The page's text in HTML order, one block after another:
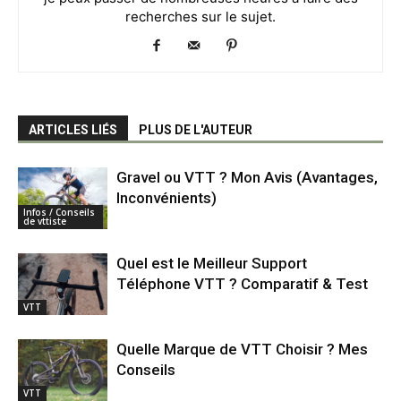
recherches sur le sujet.
ARTICLES LIÉS PLUS DE L'AUTEUR
Infos / Conseils
de vttiste
Gravel ou VTT ? Mon Avis (Avantages,
Inconvénients)
VTT
Quel est le Meilleur Support
Téléphone VTT ? Comparatif & Test
VTT
Quelle Marque de VTT Choisir ? Mes
Conseils